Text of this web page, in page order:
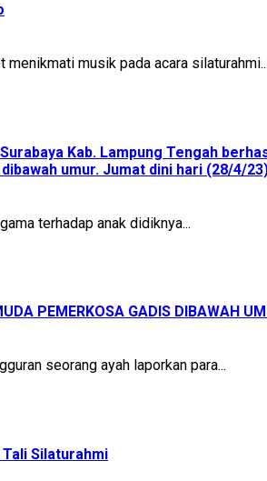
musik pada acara
Kab. Lampung Tengah
umur. Jumat dini hari (28/4/
terhadap anak didiknya...
PEMERKOSA GADIS DIBAWAH
seorang ayah laporkan para...
Silaturahmi